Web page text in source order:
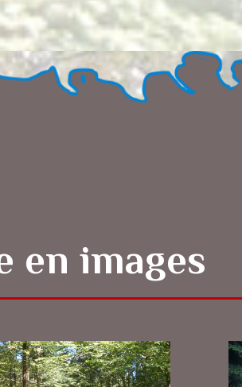
en images